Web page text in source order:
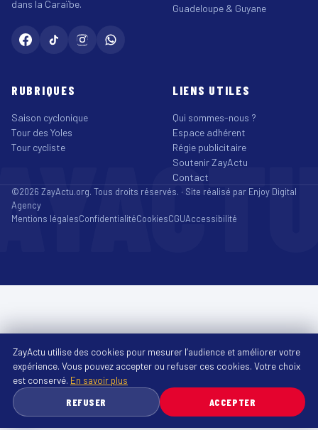
dans la Caraïbe.
Guadeloupe & Guyane
RUBRIQUES
Saison cyclonique
Tour des Yoles
Tour cycliste
LIENS UTILES
Qui sommes-nous ?
Espace adhérent
Régie publicitaire
Soutenir ZayActu
Contact
©2026 ZayActu.org. Tous droits réservés. · Site réalisé par Enjoy Digital
Agency
Mentions légalesConfidentialitéCookiesCGUAccessibilité
ZayActu utilise des cookies pour mesurer l’audience et améliorer votre
expérience. Vous pouvez accepter ou refuser ces cookies. Votre choix
est conservé. En savoir plus
REFUSER
ACCEPTER